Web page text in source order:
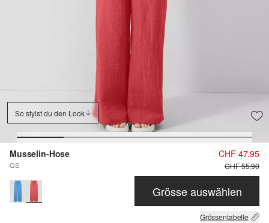
So stylst du den Look
Musselin-Hose
QS
CHF 47.95
CHF 55.90
Grösse auswählen
Grössentabelle